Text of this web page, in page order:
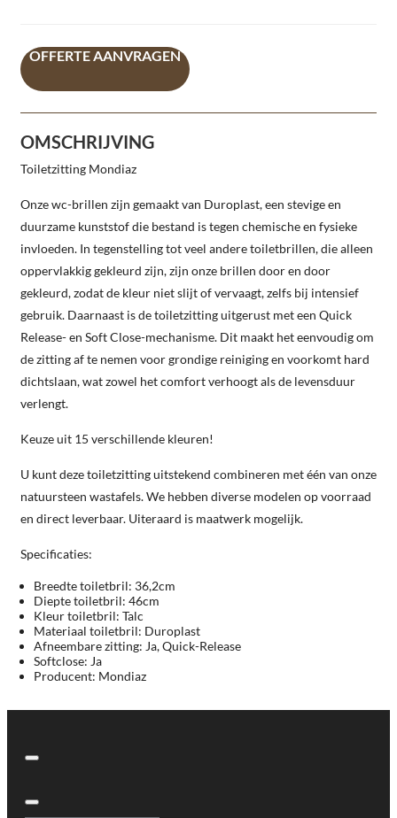
OFFERTE AANVRAGEN
OMSCHRIJVING
Toiletzitting Mondiaz
Onze wc-brillen zijn gemaakt van Duroplast, een stevige en
duurzame kunststof die bestand is tegen chemische en fysieke
invloeden. In tegenstelling tot veel andere toiletbrillen, die alleen
oppervlakkig gekleurd zijn, zijn onze brillen door en door
gekleurd, zodat de kleur niet slijt of vervaagt, zelfs bij intensief
gebruik. Daarnaast is de toiletzitting uitgerust met een Quick
Release- en Soft Close-mechanisme. Dit maakt het eenvoudig om
de zitting af te nemen voor grondige reiniging en voorkomt hard
dichtslaan, wat zowel het comfort verhoogt als de levensduur
verlengt.
Keuze uit 15 verschillende kleuren!
U kunt deze toiletzitting uitstekend combineren met één van onze
natuursteen wastafels. We hebben diverse modelen op voorraad
en direct leverbaar. Uiteraard is maatwerk mogelijk.
Specificaties:
Breedte toiletbril: 36,2cm
Diepte toiletbril: 46cm
Kleur toiletbril: Talc
Materiaal toiletbril: Duroplast
Afneembare zitting: Ja, Quick-Release
Softclose: Ja
Producent: Mondiaz